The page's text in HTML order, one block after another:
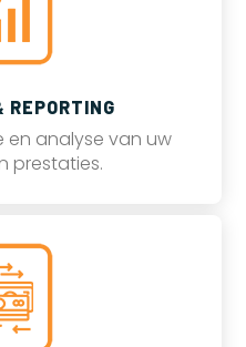
analyse van uw
prestaties.